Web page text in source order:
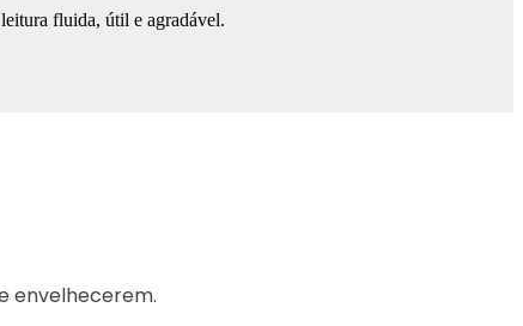
fluida, útil e agradável.
envelhecerem.